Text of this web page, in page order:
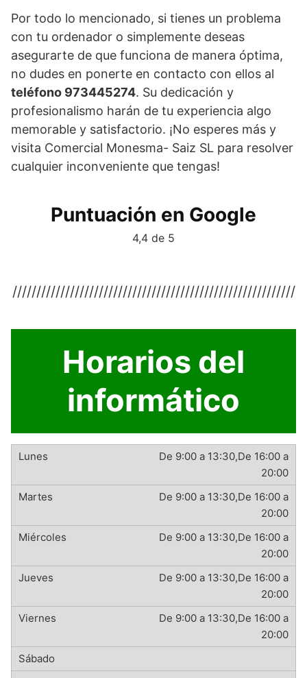
Por todo lo mencionado, si tienes un problema
con tu ordenador o simplemente deseas
asegurarte de que funciona de manera óptima,
no dudes en ponerte en contacto con ellos al
teléfono 973445274. Su dedicación y
profesionalismo harán de tu experiencia algo
memorable y satisfactorio. ¡No esperes más y
visita Comercial Monesma- Saiz SL para resolver
cualquier inconveniente que tengas!
Puntuación en Google
4,4 de 5
///////////////////////////////////////////////////////////
Horarios del
informático
De 9:00 a 13:30,De 16:00 a
20:00
De 9:00 a 13:30,De 16:00 a
20:00
De 9:00 a 13:30,De 16:00 a
20:00
De 9:00 a 13:30,De 16:00 a
20:00
De 9:00 a 13:30,De 16:00 a
20:00